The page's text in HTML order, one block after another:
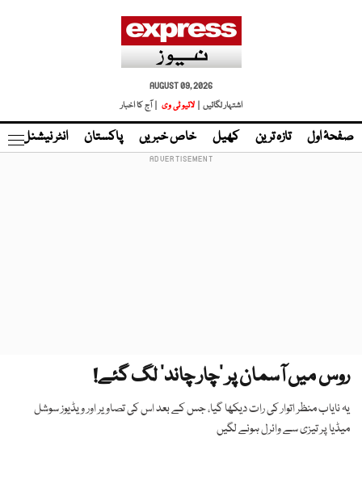
AUGUST 09, 2026
اشتہار لگائیں |
لائیو ٹی وی | آج کا اخبار
صفحۂ اول تازہ ترین کھیل خاص خبریں پاکستان انٹر نیشنل
روس میں آسمان پر ’چار چاند‘ لگ گئے!
یہ نایاب منظر اتوار کی رات دیکھا گیا، جس کے بعد اس کی تصاویر اور ویڈیوز سوشل
میڈیا پر تیزی سے وائرل ہونے لگیں